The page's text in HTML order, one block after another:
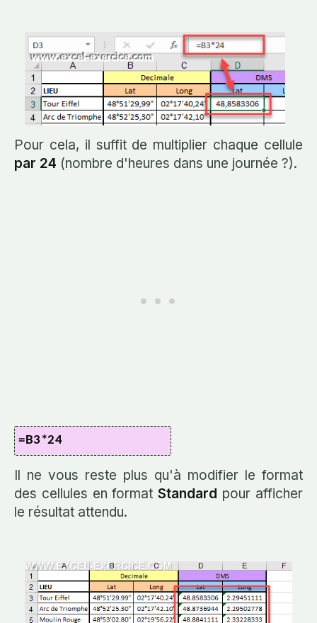
Pour cela, il suffit de multiplier chaque cellule
par 24 (nombre d'heures dans une journée ?).
=B3*24
Il ne vous reste plus qu'à modifier le format
des cellules en formatStandard pour afficher
le résultat attendu.